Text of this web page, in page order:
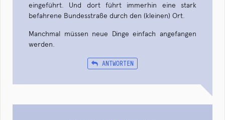
eingeführt. Und dort führt immerhin eine stark
befahrene Bundesstraße durch den (kleinen) Ort.
Manchmal müssen neue Dinge einfach angefangen
werden.
ANTWORTEN